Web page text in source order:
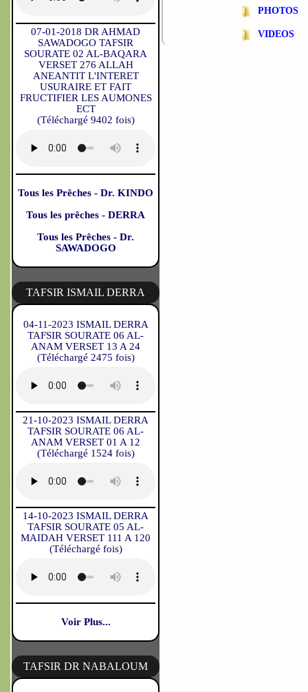
07-01-2018 DR AHMAD
SAWADOGO TAFSIR
SOURATE 02 AL-BAQARA
VERSET 276 ALLAH
ANEANTIT L'INTERET
USURAIRE ET FAIT
FRUCTIFIER LES AUMONES
ECT
(Téléchargé 9402 fois)
Tous les Prêches - Dr. KINDO
Tous les prêches - DERRA
Tous les Prêches - Dr.
SAWADOGO
TAFSIR ISMAIL DERRA
04-11-2023 ISMAIL DERRA
TAFSIR SOURATE 06 AL-
ANAM VERSET 13 A 24
(Téléchargé 2475 fois)
21-10-2023 ISMAIL DERRA
TAFSIR SOURATE 06 AL-
ANAM VERSET 01 A 12
(Téléchargé 1524 fois)
14-10-2023 ISMAIL DERRA
TAFSIR SOURATE 05 AL-
MAIDAH VERSET 111 A 120
(Téléchargé fois)
Voir Plus...
TAFSIR DR NABALOUM
PHOTOS
VIDEOS